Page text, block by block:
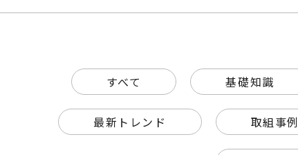
すべて 基礎知識
最新トレンド 取組事例